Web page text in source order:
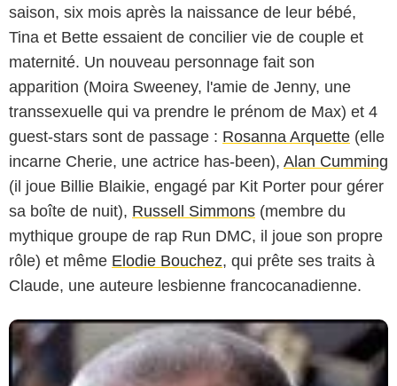
saison, six mois après la naissance de leur bébé,
Tina et Bette essaient de concilier vie de couple et
maternité. Un nouveau personnage fait son
apparition (Moira Sweeney, l'amie de Jenny, une
transsexuelle qui va prendre le prénom de Max) et 4
guest-stars sont de passage : Rosanna Arquette (elle
incarne Cherie, une actrice has-been), Alan Cumming
(il joue Billie Blaikie, engagé par Kit Porter pour gérer
sa boîte de nuit), Russell Simmons (membre du
mythique groupe de rap Run DMC, il joue son propre
rôle) et même Elodie Bouchez, qui prête ses traits à
Claude, une auteure lesbienne francocanadienne.